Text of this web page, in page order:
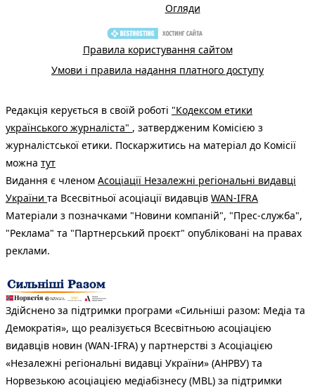
Огляди
Правила користування сайтом
Умови і правила надання платного доступу
Редакція керується в своїй роботі "Кодексом етики
українського журналіста" , затвердженим Комісією з
журналістської етики. Поскаржитись на матеріал до Комісії
можна тут
Видання є членом Асоціації Незалежні регіональні видавці
України та Всесвітньої асоціації видавців WAN-IFRA
Матеріали з позначками "Новини компаній", "Прес-служба",
"Реклама" та "Партнерський проєкт" опубліковані на правах
реклами.
Здійснено за підтримки програми «Сильніші разом: Медіа та
Демократія», що реалізується Всесвітньою асоціацією
видавців новин (WAN-IFRA) у партнерстві з Асоціацією
«Незалежні регіональні видавці України» (АНРВУ) та
Норвезькою асоціацією медіабізнесу (MBL) за підтримки